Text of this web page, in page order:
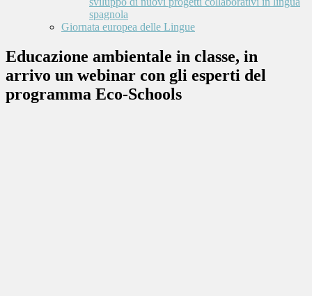
spagnola
Giornata europea delle Lingue
Educazione ambientale in classe, in
arrivo un webinar con gli esperti del
programma Eco-Schools